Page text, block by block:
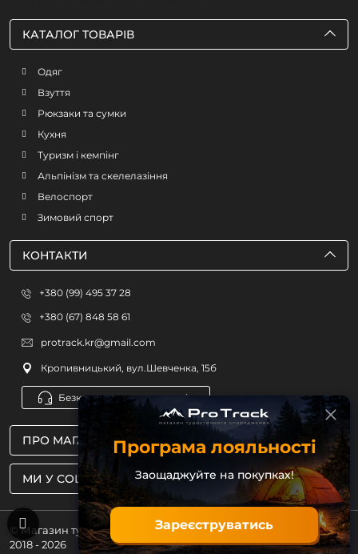
МИ У СОЦМЕРЕЖАХ
ПРО МАГАЗИН
КАТАЛОГ ТОВАРІВ
Одяг
Взуття
Рюкзаки та сумки
Кухня
Туризм і кемпінг
Альпінізм та скелелазіння
Велоспорт
Зимовий спорт
КОНТАКТИ
+380 (99) 495 37 28
+380 (67) 848 58 61
protrack.kr@gmail.com
Кропивницький, вул.Шевченка, 15б
Безкоштовна консультація
© Магазин туристичного спорядження ProTrack
2018 - 2026
Програма лояльності
Заощаджуйте на покупках!
Зареєструватись